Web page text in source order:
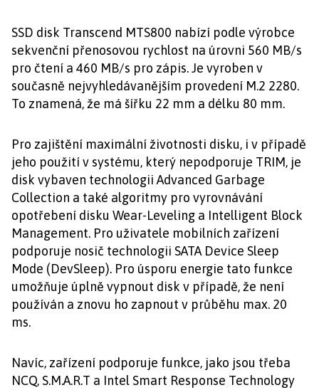
SSD disk Transcend MTS800 nabízí podle výrobce
sekvenční přenosovou rychlost na úrovni 560 MB/s
pro čtení a 460 MB/s pro zápis. Je vyroben v
současně nejvyhledávanějším provedení M.2 2280.
To znamená, že má šířku 22 mm a délku 80 mm.
Pro zajištění maximální životnosti disku, i v případě
jeho použití v systému, který nepodporuje TRIM, je
disk vybaven technologii Advanced Garbage
Collection a také algoritmy pro vyrovnávání
opotřebení disku Wear-Leveling a Intelligent Block
Management. Pro uživatele mobilních zařízení
podporuje nosič technologii SATA Device Sleep
Mode (DevSleep). Pro úsporu energie tato funkce
umožňuje úplně vypnout disk v případě, že není
používán a znovu ho zapnout v průběhu max. 20
ms.
Navíc, zařízení podporuje funkce, jako jsou třeba
NCQ, S.M.A.R.T a Intel Smart Response Technology